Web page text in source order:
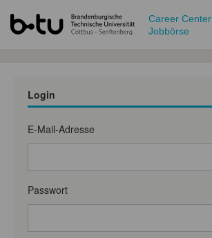
Career Center
Jobbörse
Login
E-Mail-Adresse
Passwort